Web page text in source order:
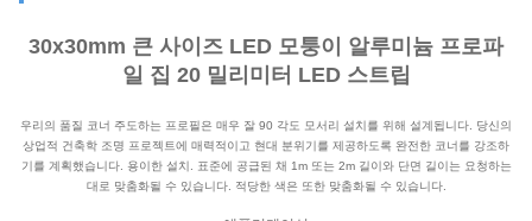
30x30mm 큰 사이즈 LED 모퉁이 알루미늄 프로파
일 집 20 밀리미터 LED 스트립
우리의 품질 코너 주도하는 프로필은 매우 잘 90 각도 모서리 설치를 위해 설계됩니다. 당신의
상업적 건축학 조명 프로젝트에 매력적이고 현대 분위기를 제공하도록 완전한 코너를 강조하
기를 계획했습니다. 용이한 설치. 표준에 공급된 채 1m 또는 2m 길이와 단면 길이는 요청하는
대로 맞춤화될 수 있습니다. 적당한 색은 또한 맞춤화될 수 있습니다.